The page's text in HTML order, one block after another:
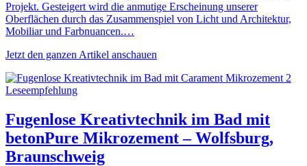
Projekt. Gesteigert wird die anmutige Erscheinung unserer
Oberflächen durch das Zusammenspiel von Licht und Architektur,
Mobiliar und Farbnuancen.…
Jetzt den ganzen Artikel anschauen
Leseempfehlung
Fugenlose Kreativtechnik im Bad mit
betonPure Mikrozement – Wolfsburg,
Braunschweig